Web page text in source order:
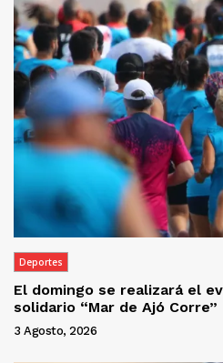
Deportes
El domingo se realizará el
solidario “Mar de Ajó Corre”
3 Agosto, 2026